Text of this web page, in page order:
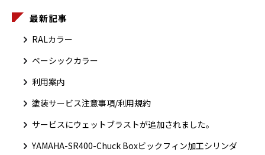
最新記事
RALカラー
ベーシックカラー
利用案内
塗装サービス注意事項/利用規約
サービスにウェットブラストが追加されました。
YAMAHA-SR400-Chuck Boxビックフィン加工シリンダ